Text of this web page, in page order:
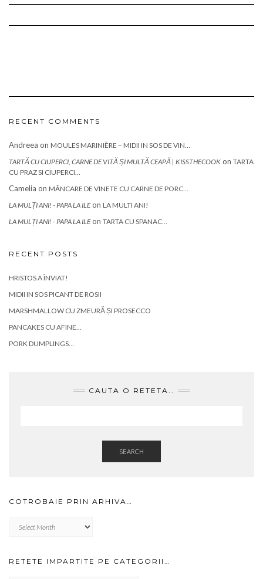
RECENT COMMENTS
Andreea on MOULES MARINIÈRE – MIDII IN SOS DE VIN…
TARTĂ CU CIUPERCI, CARNE DE VITĂ ȘI MULTĂ CEAPĂ | KISSTHECOOK on TARTA
CU PRAZ SI CIUPERCI…
Camelia on MÂNCARE DE VINETE CU CARNE DE PORC…
LA MULȚI ANI! - PAPA LA ILEon LA MULTI ANI!
LA MULȚI ANI! - PAPA LA ILEon TARTA CU SPANAC…
RECENT POSTS
HRISTOS A ÎNVIAT!
MIDII IN SOS PICANT DE ROSII
MARSHMALLOW CU ZMEURĂ ȘI PROSECCO
PANCAKES CU AFINE…
PORK DUMPLINGS…
CAUTA O RETETA..
SEARCH
COTROBAIE PRIN ARHIVA…
prin
RETETE IMPARTITE PE CATEGORII…